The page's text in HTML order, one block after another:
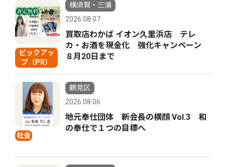
ピックアッ
プ（PR）
横須賀・三浦
2026.08.07
買取店わかば イオン久里浜店 テレ
カ・お酒を現金化 強化キャンペーン
８月20日まで
社会
鶴見区
2026.08.06
地元奉仕団体 新会長の横顔 Vol.3 和
の奉仕で１つの目標へ